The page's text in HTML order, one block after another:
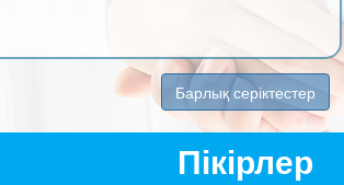
Барлық серіктестер
Пікірлер